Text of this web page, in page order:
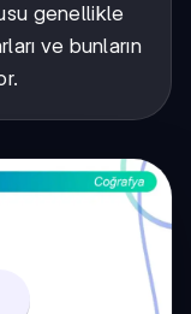
genellikle
ve bunların